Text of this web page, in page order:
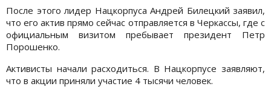
После этого лидер Нацкорпуса Андрей Билецкий заявил,
что его актив прямо сейчас отправляется в Черкассы, где с
официальным визитом пребывает президент Петр
Порошенко.
Активисты начали расходиться. В Нацкорпусе заявляют,
что в акции приняли участие 4 тысячи человек.